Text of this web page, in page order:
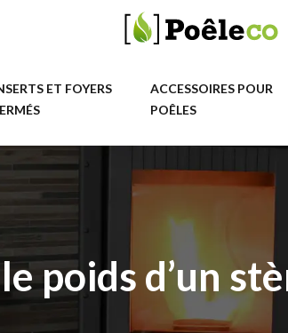
ET FOYERS
ACCESSOIRES POUR
POÊLES
poids d’un